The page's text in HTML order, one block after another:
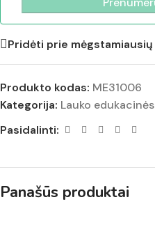
Pridėti prie mėgstamiausių
Produkto kodas: ME31006
Kategorija: Lauko
Pasidalinti:
Panašūs produktai